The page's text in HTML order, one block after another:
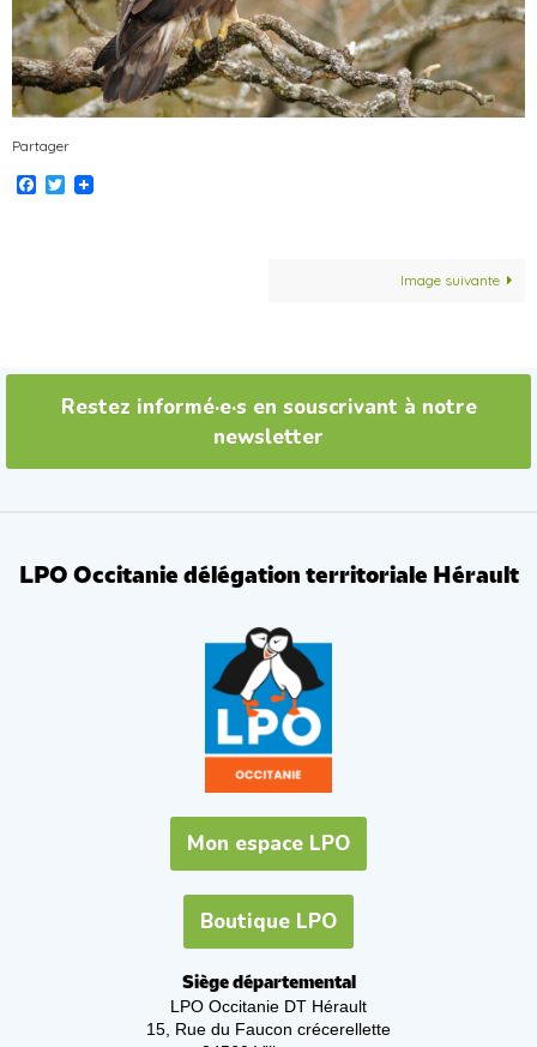
Partager
Facebook
Twitter
Image suivante
Restez informé·e·s en souscrivant à notre
newsletter
LPO Occitanie délégation territoriale Hérault
Mon espace LPO
Boutique LPO
Siège départemental
LPO Occitanie DT Hérault
15, Rue du Faucon crécerellette